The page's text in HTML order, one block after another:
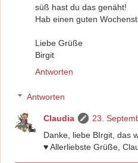
süß hast du das genäht!
Hab einen guten
Liebe Grüße
Birgit
Antworten
Antworten
Claudia
23.
Danke, liebe BIrgit, das
♥ Allerliebste Grüße,